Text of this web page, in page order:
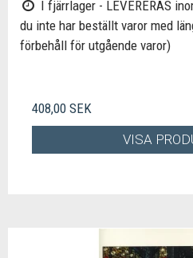
I fjärrlager - LEVERERAS
du inte har beställt varor med
förbehåll för utgående varor)
408,00 SEK
VISA